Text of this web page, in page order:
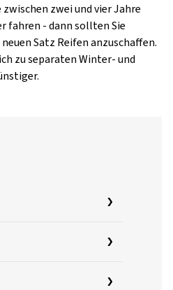
zwei und vier Jahre
fahren - dann sollten Sie
Satz Reifen anzuschaffen.
zu separaten Winter- und